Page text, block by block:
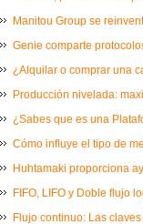
Manitou Group se
Genie comparte
¿Alquilar o comprar una
Producción nivelada:
¿Sabes que es una
Cómo influye el tipo de
Huhtamaki proporciona
FIFO, LIFO y Doble flujo
Flujo continuo: Las